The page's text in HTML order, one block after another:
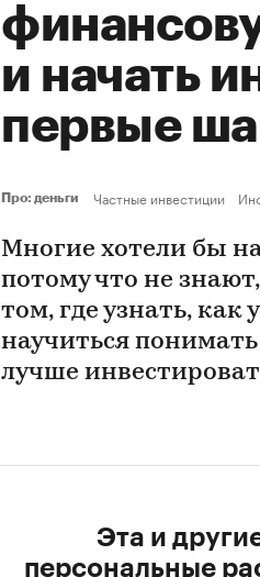
и начать
первые
Про: деньги Частные инвестиции
Многие хотели бы
потому что не
том, где узнать,
научиться
лучше
Эта и
персональные